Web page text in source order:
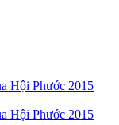
Hội Phước 2015
Hội Phước 2015